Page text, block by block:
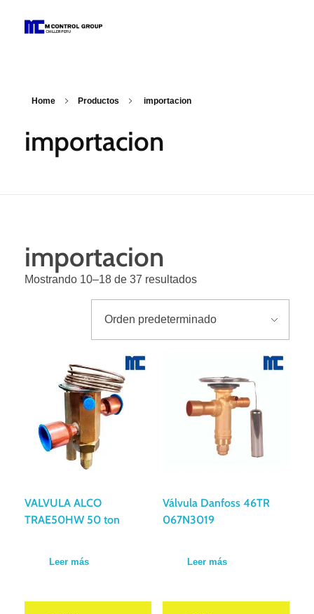
Home Productos importacion
importacion
importacion
Mostrando 10–18 de 37 resultados
VALVULA ALCO
TRAE50HW 50 ton
Leer más
Válvula Danfoss 46TR
067N3019
Leer más